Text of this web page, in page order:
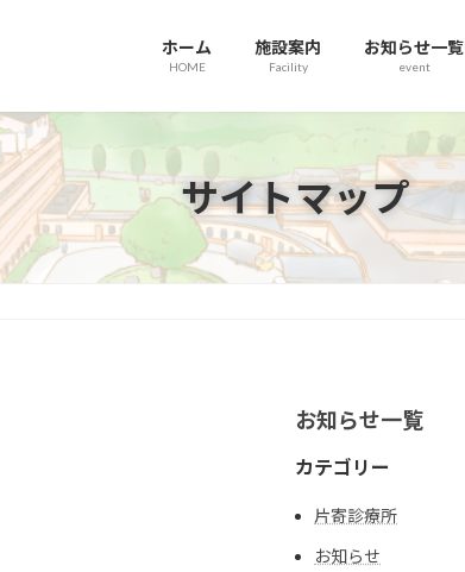
ホーム
HOME
施設案内
Facility
お知らせ一覧
event
サイトマップ
お知らせ一覧
カテゴリー
片寄診療所
お知らせ